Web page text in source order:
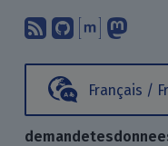
Abonnez-
Nous
Français /